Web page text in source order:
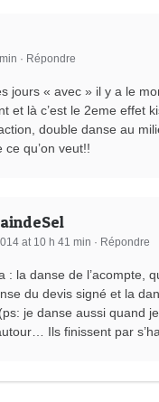
· Répondre
jours « avec » il y a le
et là c’est le 2eme effet
double danse au
qu’on veut!!
at 10 h 41 min · Répondre
: la danse de l’acompte,
du devis signé et la
(ps: je danse aussi quand
Ils finissent par